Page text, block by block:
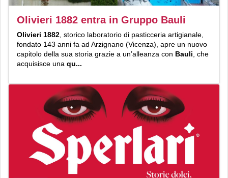
Olivieri 1882 entra in Gruppo Bauli
Olivieri 1882, storico laboratorio di pasticceria artigianale,
fondato 143 anni fa ad Arzignano (Vicenza), apre un nuovo
capitolo della sua storia grazie a un’alleanza con Bauli, che
acquisisce una qu...